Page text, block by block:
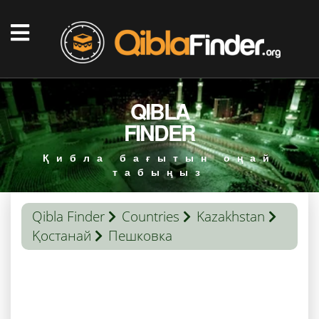
QIBLA
FINDER
Қибла бағытын оңай
табыңыз
Qibla Finder Countries
Kazakhstan
Қостанай
Пешковка